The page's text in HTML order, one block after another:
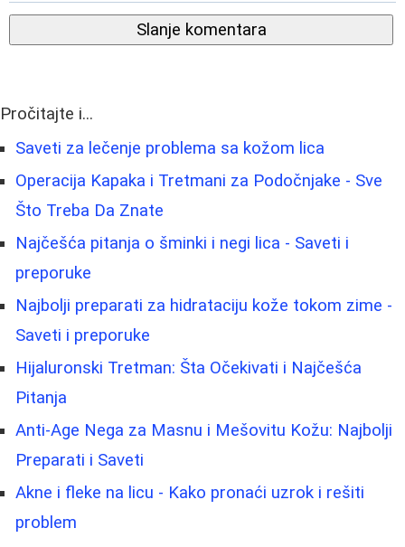
Slanje komentara
Pročitajte i...
Saveti za lečenje problema sa kožom lica
Operacija Kapaka i Tretmani za Podočnjake - Sve
Što Treba Da Znate
Najčešća pitanja o šminki i negi lica - Saveti i
preporuke
Najbolji preparati za hidrataciju kože tokom zime -
Saveti i preporuke
Hijaluronski Tretman: Šta Očekivati i Najčešća
Pitanja
Anti-Age Nega za Masnu i Mešovitu Kožu: Najbolji
Preparati i Saveti
Akne i fleke na licu - Kako pronaći uzrok i rešiti
problem